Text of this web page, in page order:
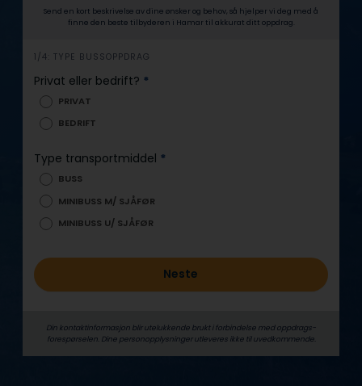
Send en kort beskrivelse av dine ønsker og behov, så hjelper vi deg med å
finne den beste tilbyderen i Hamar til akkurat ditt oppdrag.
h
e
1/4: TYPE BUSSOPPDRAG
Privat eller bedrift? *
PRIVAT
BEDRIFT
Type transportmiddel *
BUSS
MINIBUSS M/ SJÅFØR
MINIBUSS U/ SJÅFØR
Neste
Din kontaktinformasjon blir utelukkende brukt i forbindelse med oppdrags­
forespørselen. Dine person­­opplysninger utleveres ikke til uvedkommende.